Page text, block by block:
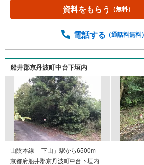
資料をもらう （無料）
電話する （通話料無料）
船井郡京丹波町中台下垣内
山陰本線 「下山」駅から6500m
京都府船井郡京丹波町中台下垣内